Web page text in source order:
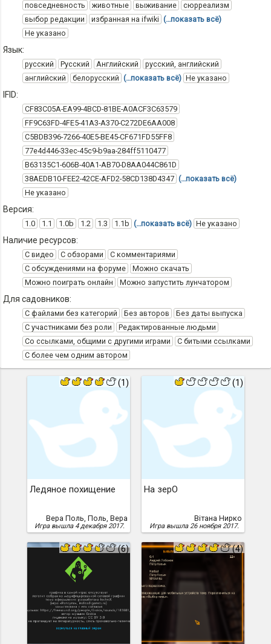
повседневность животные выживание
сюрреализм
выбор редакции
избранная на ifwiki (…показать всё)
Не указано
Язык:
русский Русский Английский
русский, английский
английский
белорусский (…показать всё) Не указано
IFID:
CF83C05A-EA99-4BCD-81BE-A0ACF3C63579
FF9C63FD-4FE5-41A3-A370-C272DE6AA008
C5BDB396-7266-40E5-BE45-CF671FD55FF8
77e4d446-33ec-45c9-b9aa-284ff5110477
B63135C1-606B-40A1-AB70-D8AA044C861D
38AEDB10-FEE2-42CE-AFD2-58CD138D4347 (…показать всё)
Не указано
Версия:
1.0 1.1 1.0b 1.2 1.3 1.1b (…показать всё) Не указано
Наличие ресурсов:
С видео С обзорами
С комментариями
С обсуждениями на форуме
Можно скачать
Можно поиграть онлайн
Можно запустить лунчатором
Для садовников:
С файлами без категорий Без авторов
Без даты выпуска
С участниками без роли
Редактированные людьми
Со ссылками, общими с другими играми
С битыми ссылками
С более чем одним автором
(1)
Ледяное похищение
Вера Поль, Поль, Вера
Игра вышла 4 декабря 2017.
(1)
На зерО
Вiтана Нирко
Игра вышла 26 ноября 2017.
(6) (4)